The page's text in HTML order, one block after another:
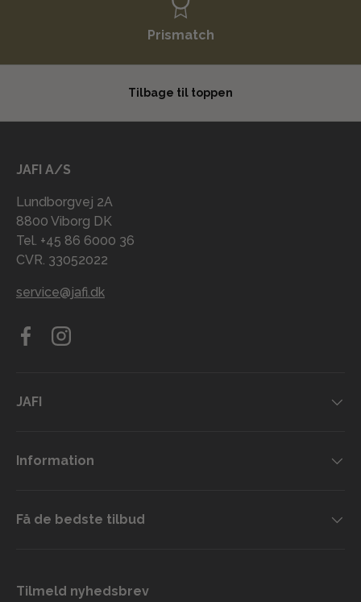
Prismatch
Tilbage til toppen
JAFI A/S
Lundborgvej 2A
8800 Viborg DK
Tel. +45 86 6000 36
CVR. 33052022
service@jafi.dk
FacebookInstagram
JAFI
Information
Få de bedste tilbud
Tilmeld nyhedsbrev